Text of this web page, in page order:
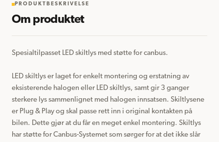
PRODUKTBESKRIVELSE
Om produktet
Spesialtilpasset LED skiltlys med støtte for canbus.
LED skiltlys er laget for enkelt montering og erstatning av
eksisterende halogen eller LED skiltlys, samt gir 3 ganger
sterkere lys sammenlignet med halogen innsatsen. Skiltlysene
er Plug & Play og skal passe rett inn i original kontakten på
bilen. Dette gjør at du får en meget enkel montering. Skiltlys
har støtte for Canbus-Systemet som sørger for at det ikke slår